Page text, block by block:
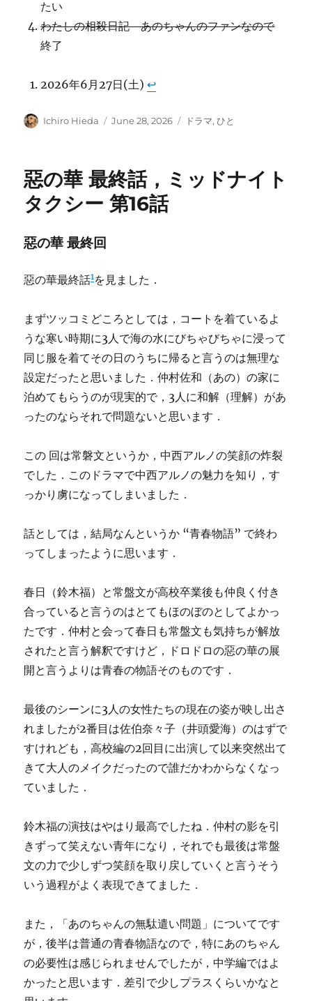
たい
わたしの相殺日記 あのちゃんのファンなので
終了
2026年6月27日(土)↩︎
Author
Ichiro Hieda
Posted
June 28, 2026 Categories
ドラマ,ひと
惡の華 最終話，ミッドナイト
タクシー 第16話
惡の華 最終回
惡の華最終話1を見ました．
まずツッコミどころとしては，コートを着ているよ
うな寒い時期に3人で海の水にびちゃびちゃに浸って
同じ服を着てその日のうちに帰ると言うのは無理な
設定だったと思いました．仲村佐和（あの）の家に
泊めてもらうのが現実的で，3人に和解（理解）があ
ったのならそれで問題ないと思います．
この 回は常磐文というか，中西アルノの笑顔の炸裂
でした．このドラマで中西アルノの魅力を知り，す
っかり虜になってしまいました．
話としては，結局なんというか “青春物語” で終わ
ってしまったように思います．
春日（鈴木福）と常盤文が高校卒業後も仲良く付き
合っていると言うのはとてもほのぼのとしてよかっ
たです．仲村と会って春日も常盤文も気持ちが解放
されたと言う解釈ですけど，ドロドロの惡の華の展
開と言うよりは青春の物語そのものです．
最後のシーンに3人の女性たちの現在の姿が映し出さ
れましたが2番目は佐伯奈々子（井頭愛海）のはずで
すけれども，高校編の2回目に出演して以来突然出て
きて大人のメイクだったので誰だかわからなくなっ
ていました．
鈴木福の演技はやはり最高でしたね．仲村の影を引
きずって笑えない青年になり，それでも最後は常盤
文の力で少しずつ笑顔を取り戻していくと言うそう
いう過程がよく表現できてました．
また，「あのちゃんの無駄遣い問題」についてです
が，後半は普通の青春物語なので，特にあのちゃん
の必要性は感じられませんでしたが，中学編ではよ
かったと思います．差引で少しプラスくらいかなと